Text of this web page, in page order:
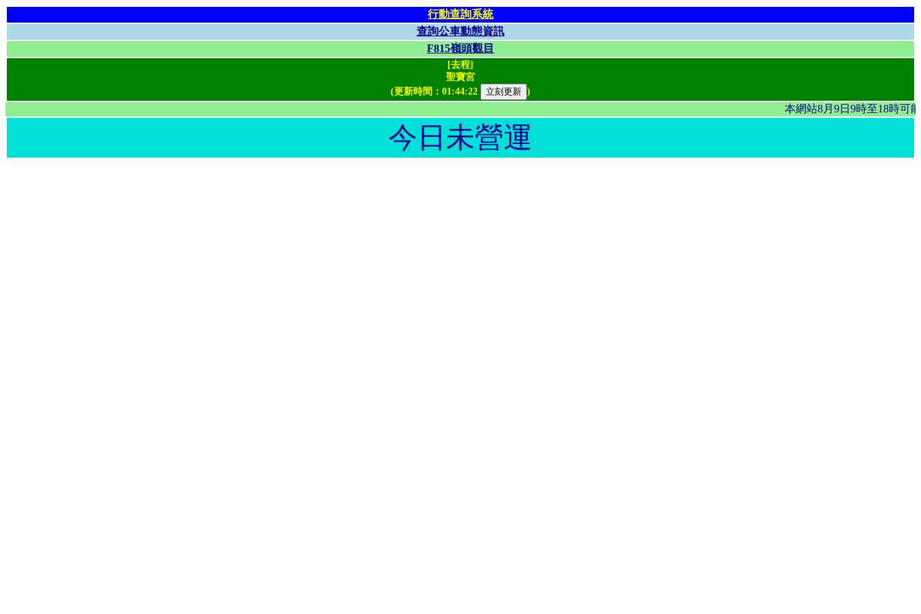
行動查詢系統
查詢公車動態資訊
F815嶺頭觀目
[去程]
聖寶宮
(更新時間： 01:44:22 )
本網站8月9日9時至18
今日未營運